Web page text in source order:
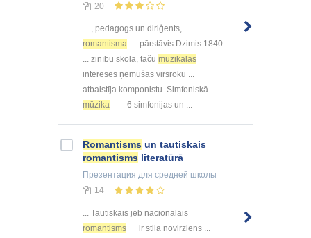
20
... , pedagogs un diriģents,
romantisma
pārstāvis Dzimis 1840
... zinību skolā, taču muzikālās
intereses ņēmušas virsroku ...
atbalstīja komponistu. Simfoniskā
mūzika
- 6 simfonijas un ...
Romantisms un tautiskais
romantisms literatūrā
Презентация для средней школы
14
... Tautiskais jeb nacionālais
romantisms
ir stila novirziens ...